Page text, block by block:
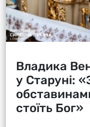
Владика
у Старуні:
стоїть Бог»